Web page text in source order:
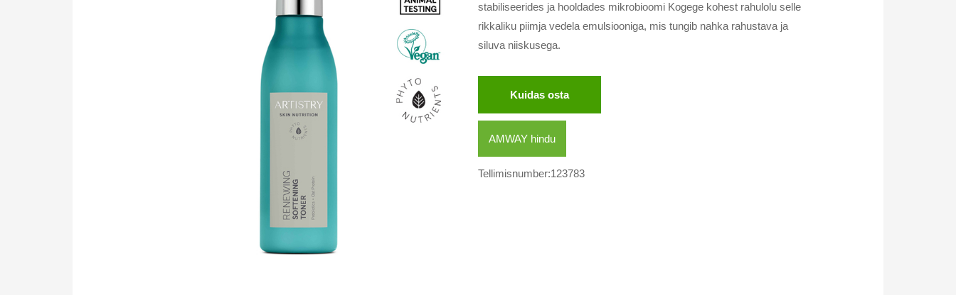
stabiliseerides ja hooldades mikrobioomi Kogege kohest rahulolu selle
rikkaliku piimja vedela emulsiooniga, mis tungib nahka rahustava ja
siluva niiskusega.
Kuidas osta
AMWAY hindu
Tellimisnumber:123783